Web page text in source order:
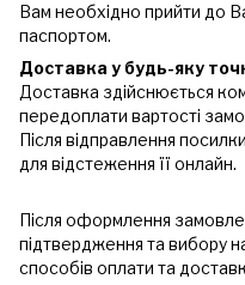
Вам необхідно прийти до
паспортом.
Доставка у будь-яку
Доставка здійснюється
передоплати вартості
Після відправлення
для відстеження її онлайн.
Після оформлення
підтвердження та вибору
способів оплати та